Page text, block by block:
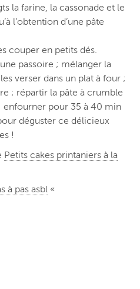
la farine, la cassonade et le
l’obtention d’une pâte
couper en petits dés.
passoire ; mélanger la
verser dans un plat à four ;
; répartir la pâte à crumble
enfourner pour 35 à 40 min
déguster ce délicieux
!
Petits cakes printaniers à la
à pas asbl «